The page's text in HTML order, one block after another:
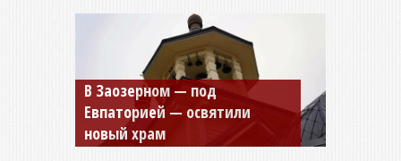
Мужской монастырь Косьмы
и Дамиана в Крыму вновь
открыт для посещения